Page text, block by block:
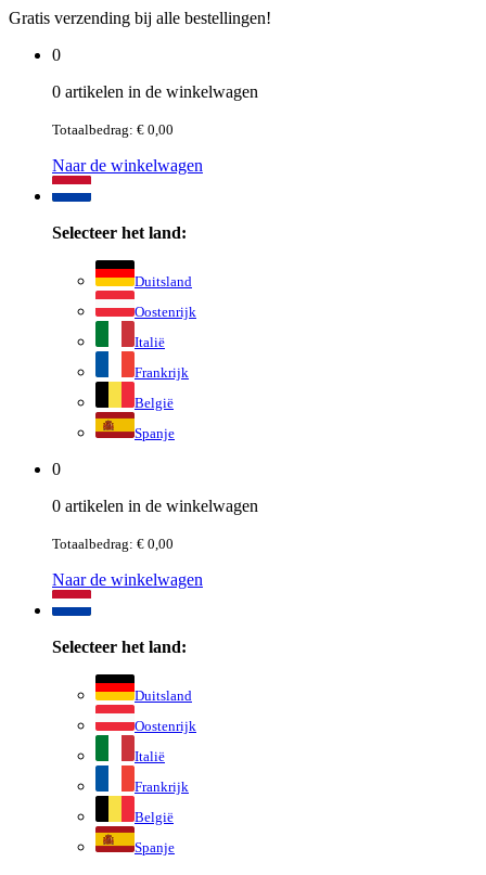
Gratis verzending bij alle bestellingen!
0
0 artikelen in de winkelwagen
Totaalbedrag: € 0,00
Naar de winkelwagen
Selecteer het land:
Duitsland
Oostenrijk
Italië
Frankrijk
België
Spanje
0
0 artikelen in de winkelwagen
Totaalbedrag: € 0,00
Naar de winkelwagen
Selecteer het land:
Duitsland
Oostenrijk
Italië
Frankrijk
België
Spanje